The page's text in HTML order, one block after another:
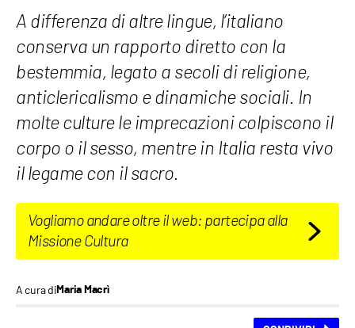
A differenza di altre lingue, l’italiano
conserva un rapporto diretto con la
bestemmia, legato a secoli di religione,
anticlericalismo e dinamiche sociali. In
molte culture le imprecazioni colpiscono il
corpo o il sesso, mentre in Italia resta vivo
il legame con il sacro.
Vogliamo andare oltre il web: partecipa alla
Missione Cultura
A cura diMaria Macrì